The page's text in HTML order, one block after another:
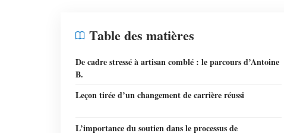
Table des matières
De cadre stressé à artisan comblé : le parcours d’Antoine
B.
Leçon tirée d’un changement de carrière réussi
L’importance du soutien dans le processus de